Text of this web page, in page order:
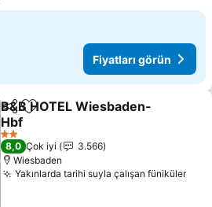
Fiyatları görün
PaylaşFavorilerime ekle
B&B HOTEL Wiesbaden-
Hbf
Fiyatları görün
2 Yıldız
8,0 Çok iyi
3.566
Wiesbaden
Yakınlarda tarihi suyla çalışan füniküler